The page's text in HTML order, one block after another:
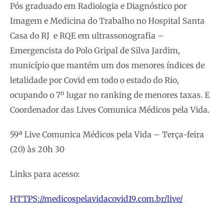
Pós graduado em Radiologia e Diagnóstico por
Imagem e Medicina do Trabalho no Hospital Santa
Casa do RJ e RQE em ultrassonografia –
Emergencista do Polo Gripal de Silva Jardim,
município que mantém um dos menores índices de
letalidade por Covid em todo o estado do Rio,
ocupando o 7º lugar no ranking de menores taxas. E
Coordenador das Lives Comunica Médicos pela Vida.
59ª Live Comunica Médicos pela Vida – Terça-feira
(20) às 20h 30
Links para acesso:
HTTPS://medicospelavidacovid19.com.br/live/